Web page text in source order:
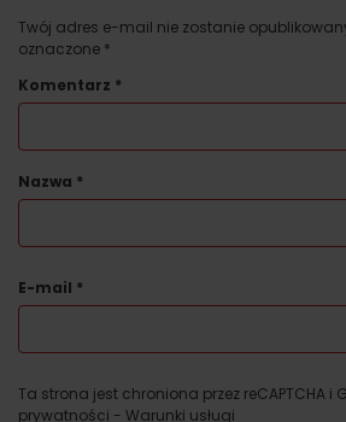
Twój adres e-mail nie zostanie
oznaczone *
Komentarz *
Nazwa *
E-mail *
Ta strona jest chroniona przez reCAPTCHA i
prywatności - Warunki usługi